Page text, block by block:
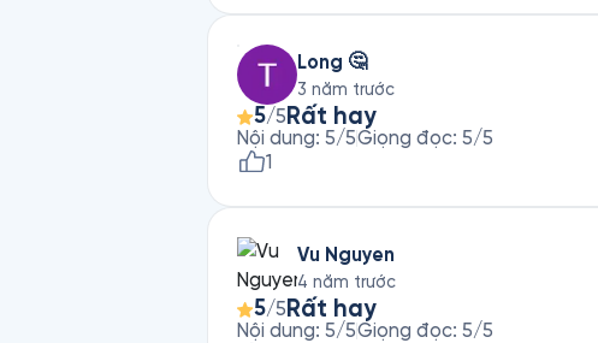
Long 🤔
3 năm trước
5/5 Rất hay
Nội dung: 5/5Giọng đọc: 5/5
1
Vu Nguyen
4 năm trước
5/5 Rất hay
Nội dung: 5/5Giọng đọc: 5/5